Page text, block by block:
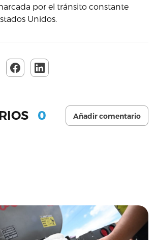
por el tránsito constante
Unidos.
0 Añadir comentario